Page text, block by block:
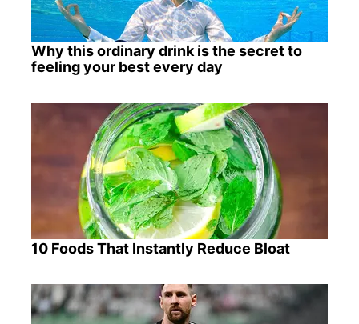
Why this ordinary drink is the secret to
feeling your best every day
10 Foods That Instantly Reduce Bloat